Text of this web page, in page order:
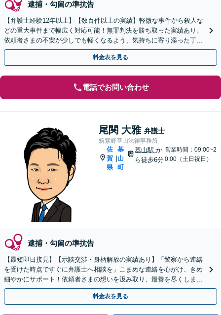
逮捕・勾留の準抗告
【弁護士経験12年以上】【数百件以上の実績】軽微な事件から殺人な
どの重大事件まで幅広く対応可能！無罪判決を勝ち取った実績あり。
依頼者さまの不安が少しでも軽くなるよう、気持ちに寄り添った丁寧
な説明を心がけています【初回相談無料】
料金表を見る
電話でお問い合わせ
尾関 大雅 弁護士
筑紫野基山法律事務所
佐
賀
県
基
山
町
基山駅か
ら徒歩6分
営業時間：09:00~2
0:00（土日祝日）
逮捕・勾留の準抗告
【最短即日接見】【示談交渉・身柄解放の実績あり】「警察から連絡
を受けた時点ですぐに弁護士へ相談を」こまめな連絡を心がけ、きめ
細やかにサポート！依頼者さまの想いを汲み取り、最善を尽くします
【完全個室対応／守秘義務厳守】【土日祝・夜間相談可】
料金表を見る